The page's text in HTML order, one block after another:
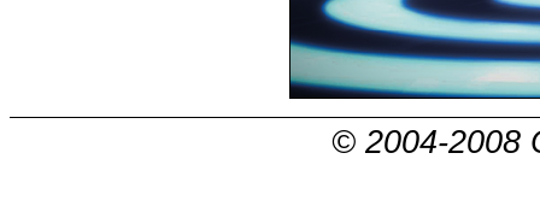
© 2004-2008